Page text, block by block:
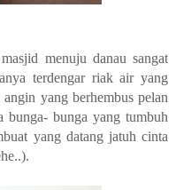
menuju danau sangat
terdengar riak air yang
yang berhembus pelan
bunga- bunga yang tumbuh
yang datang jatuh cinta